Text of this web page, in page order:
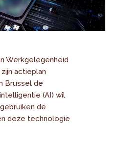
Werkgelegenheid
actieplan
Brussel de
(AI) wil
de
deze technologie